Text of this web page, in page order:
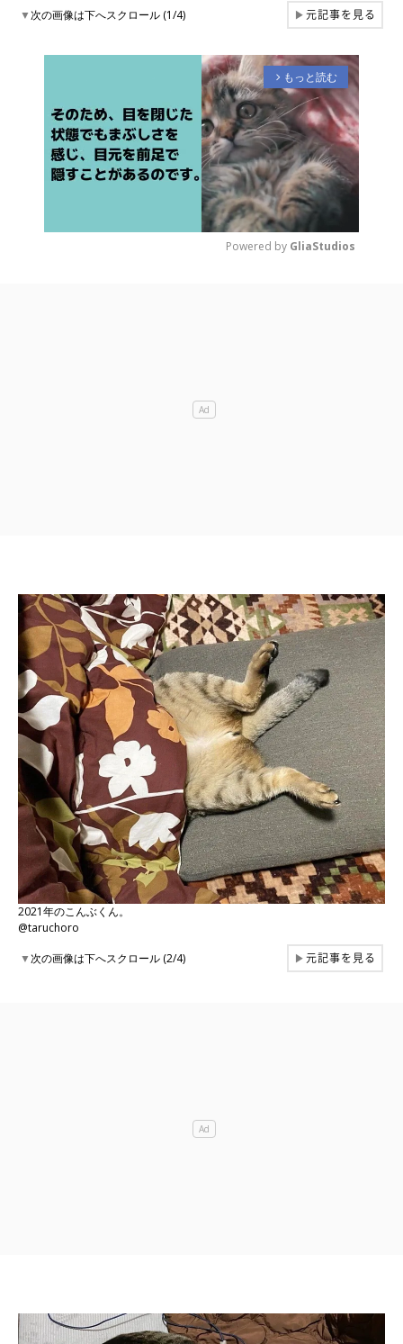
▼次の画像は下へスクロール (1/4) ▶元記事を見る
arrow_forward_ios もっと読む
Powered by GliaStudios
2021年のこんぶくん。
@taruchoro
▼次の画像は下へスクロール (2/4) ▶元記事を見る